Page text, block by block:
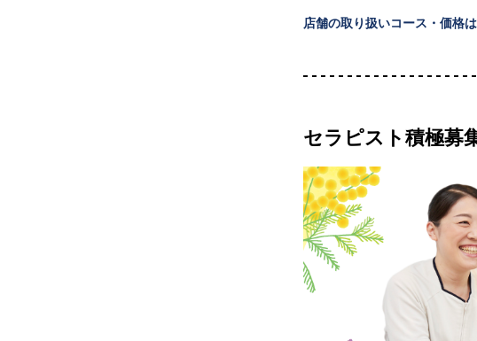
店舗の取り扱いコース・価格
セラピスト積極募